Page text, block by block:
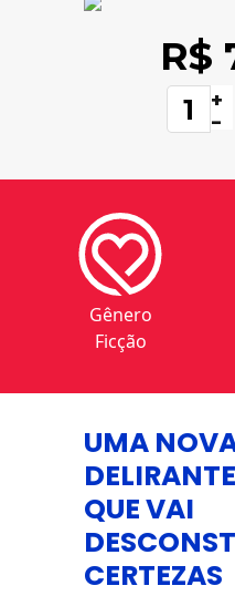
R$
+
-
Gênero
Ficção
UMA
QUE VAI
CERTEZAS